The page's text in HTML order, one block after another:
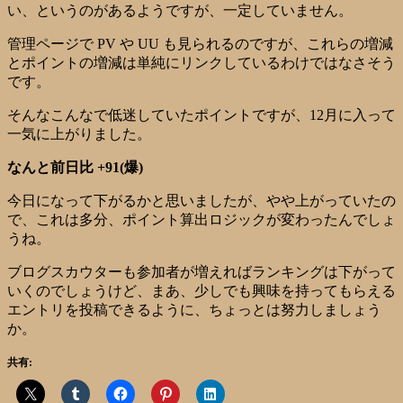
い、というのがあるようですが、一定していません。
管理ページで PV や UU も見られるのですが、これらの増減
とポイントの増減は単純にリンクしているわけではなさそう
です。
そんなこんなで低迷していたポイントですが、12月に入って
一気に上がりました。
なんと前日比 +91(爆)
今日になって下がるかと思いましたが、やや上がっていたの
で、これは多分、ポイント算出ロジックが変わったんでしょ
うね。
ブログスカウターも参加者が増えればランキングは下がって
いくのでしょうけど、まあ、少しでも興味を持ってもらえる
エントリを投稿できるように、ちょっとは努力しましょう
か。
共有: